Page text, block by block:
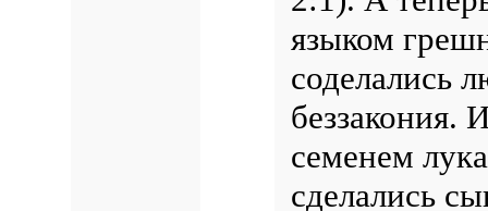
языком
соделались
беззакония.
семенем
сделались